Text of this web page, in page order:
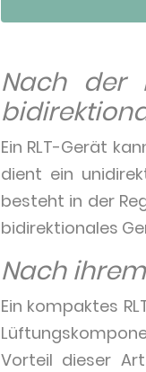
Nach der
Ein RLT-Gerät
dient ein
besteht in der
bidirektionales
Nach
Ein kompaktes
Vorteil dieser